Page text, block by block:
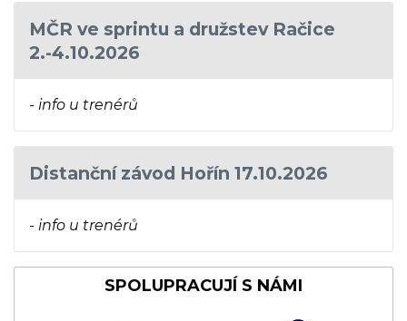
MČR ve sprintu a družstev Račice
2.-4.10.2026
- info u trenérů
Distanční závod Hořín 17.10.2026
- info u trenérů
SPOLUPRACUJÍ S NÁMI